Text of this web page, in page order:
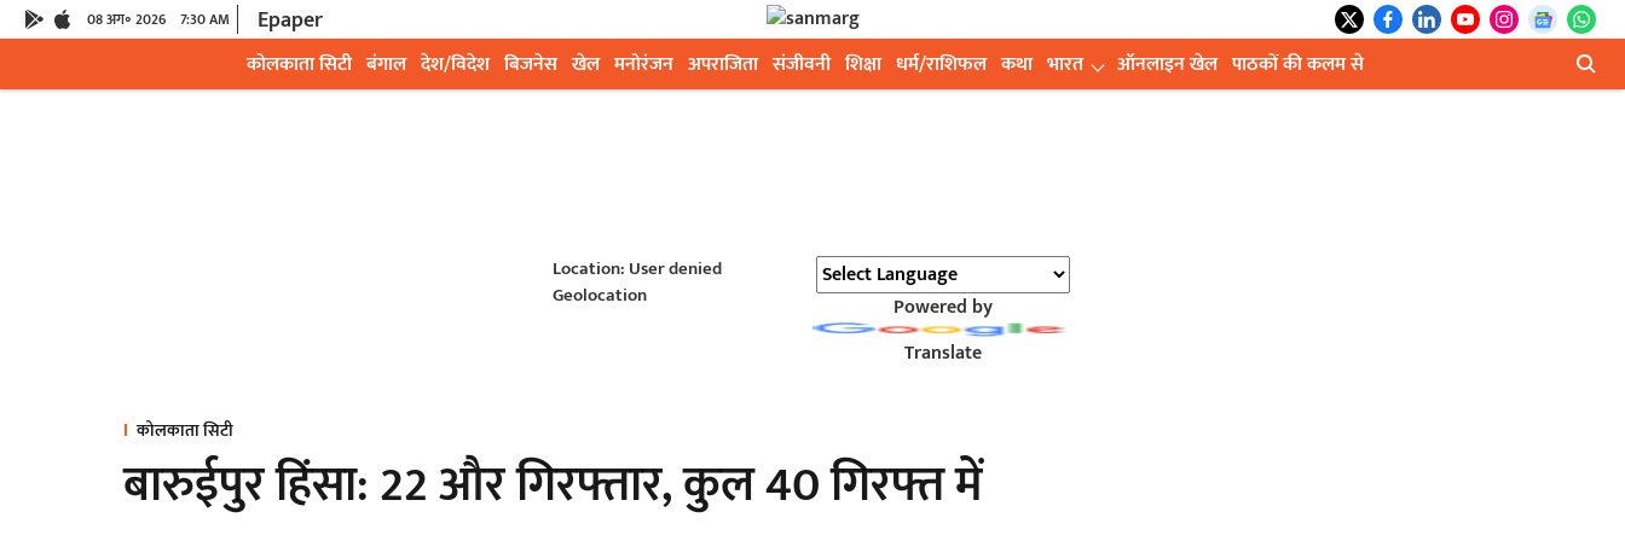
08 अग॰ 2026 7:30 AM Epaper
कोलकाता सिटी बंगाल देश/विदेश बिजनेस खेल मनोरंजन अपराजिता संजीवनी शिक्षा धर्म/राशिफल कथा भारत ऑनलाइन खेल पाठकों की कलम से
Location: User denied
Geolocation
Powered by
Translate
कोलकाता सिटी
बारुईपुर हिंसा: 22 और गिरफ्तार, कुल 40 गिरफ्त में